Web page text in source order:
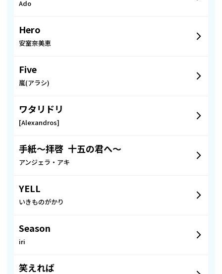
Ado
Hero
安室奈美恵
Five
嵐(アラシ)
ワタリドリ
[Alexandros]
手紙〜拝啓 十五の君へ〜
アンジェラ・アキ
YELL
いきものがかり
Season
iri
笑えれば